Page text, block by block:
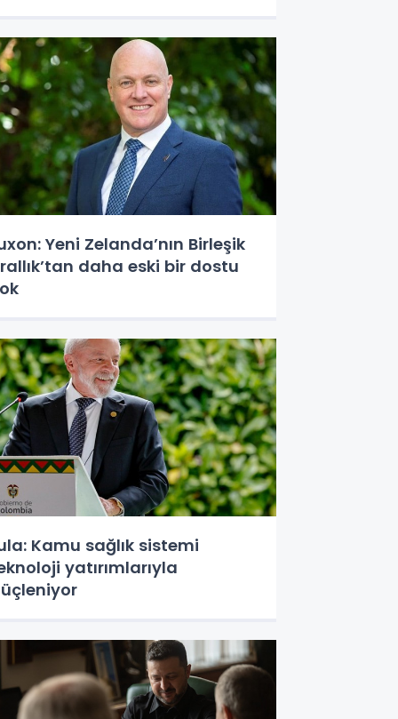
Yeni Zelanda’nın Birleşik
daha eski bir dostu
Kamu sağlık sistemi
yatırımlarıyla